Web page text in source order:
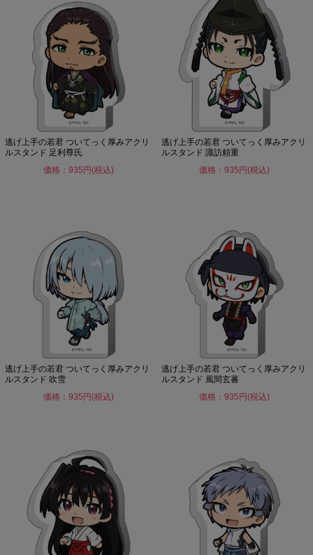
逃げ上手の若君 ついてっく厚みアクリ
ルスタンド 足利尊氏
価格：935円(税込)
逃げ上手の若君 ついてっく厚みアクリ
ルスタンド 諏訪頼重
価格：935円(税込)
逃げ上手の若君 ついてっく厚みアクリ
ルスタンド 吹雪
価格：935円(税込)
逃げ上手の若君 ついてっく厚みアクリ
ルスタンド 風間玄蕃
価格：935円(税込)